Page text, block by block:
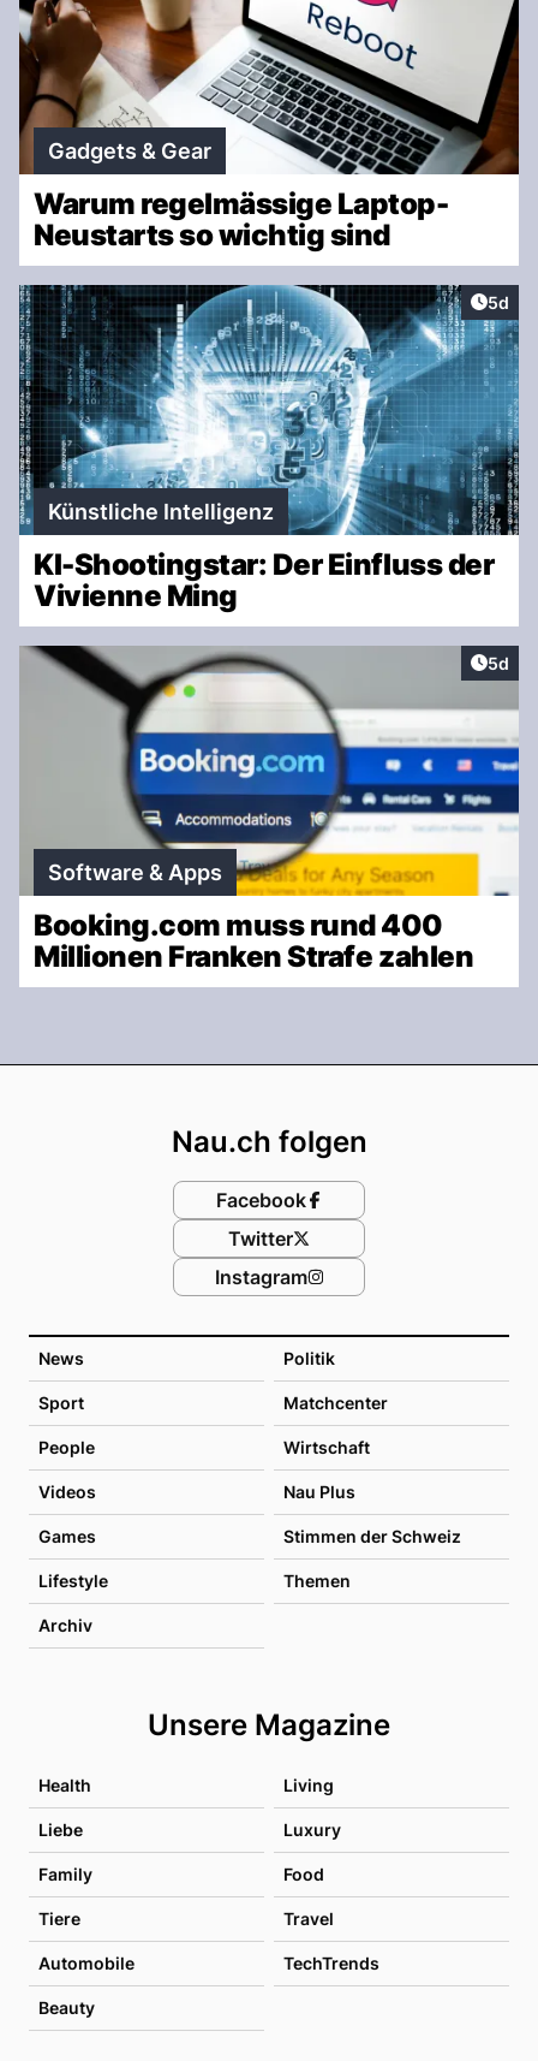
Gadgets & Gear
Warum regelmässige Laptop-
Neustarts so wichtig sind
5d
Künstliche Intelligenz
KI-Shootingstar: Der Einfluss der
Vivienne Ming
5d
Software & Apps
Booking.com muss rund 400
Millionen Franken Strafe zahlen
News Politik
Sport Matchcenter
People Wirtschaft
Videos Nau Plus
Games Stimmen der Schweiz
Lifestyle Themen
Archiv
Unsere Magazine
Health Living
Liebe Luxury
Family Food
Tiere Travel
Automobile TechTrends
Beauty
Nau.ch folgen
Facebook
Twitter
Instagram